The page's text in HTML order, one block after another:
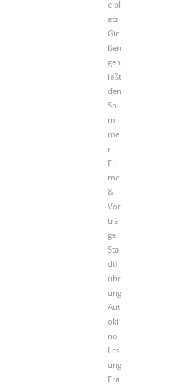
elpl
atz
Gie
ßen
gen
ießt
den
So
m
me
r
Fil
me
&
Vor
trä
ge
Sta
dtf
ühr
ung
Aut
oki
no
Les
ung
Fra